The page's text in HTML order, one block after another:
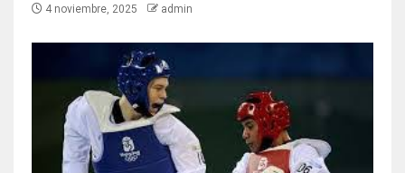
4 noviembre, 2025 admin